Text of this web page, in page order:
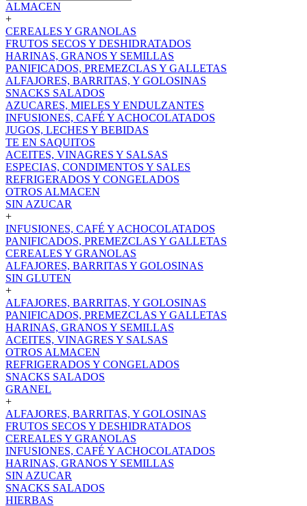
ALMACEN
+
CEREALES Y GRANOLAS
FRUTOS SECOS Y DESHIDRATADOS
HARINAS, GRANOS Y SEMILLAS
PANIFICADOS, PREMEZCLAS Y GALLETAS
ALFAJORES, BARRITAS, Y GOLOSINAS
SNACKS SALADOS
AZUCARES, MIELES Y ENDULZANTES
INFUSIONES, CAFÉ Y ACHOCOLATADOS
JUGOS, LECHES Y BEBIDAS
TE EN SAQUITOS
ACEITES, VINAGRES Y SALSAS
ESPECIAS, CONDIMENTOS Y SALES
REFRIGERADOS Y CONGELADOS
OTROS ALMACEN
SIN AZUCAR
+
INFUSIONES, CAFÉ Y ACHOCOLATADOS
PANIFICADOS, PREMEZCLAS Y GALLETAS
CEREALES Y GRANOLAS
ALFAJORES, BARRITAS Y GOLOSINAS
SIN GLUTEN
+
ALFAJORES, BARRITAS, Y GOLOSINAS
PANIFICADOS, PREMEZCLAS Y GALLETAS
HARINAS, GRANOS Y SEMILLAS
ACEITES, VINAGRES Y SALSAS
OTROS ALMACEN
REFRIGERADOS Y CONGELADOS
SNACKS SALADOS
GRANEL
+
ALFAJORES, BARRITAS, Y GOLOSINAS
FRUTOS SECOS Y DESHIDRATADOS
CEREALES Y GRANOLAS
INFUSIONES, CAFÉ Y ACHOCOLATADOS
HARINAS, GRANOS Y SEMILLAS
SIN AZUCAR
SNACKS SALADOS
HIERBAS